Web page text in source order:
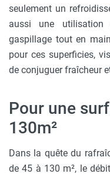
seulement un
aussi une utilisation
gaspillage tout en
pour ces superficies,
de conjuguer fraîcheur
Pour une
130m²
Dans la quête du
de 45 à 130 m², le